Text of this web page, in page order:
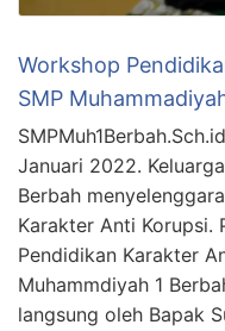
Workshop
SMP
Januari 2022.
Berbah
Karakter Anti Korupsi.
Pendidikan Karakter
Muhammdiyah 1
langsung oleh Bapak